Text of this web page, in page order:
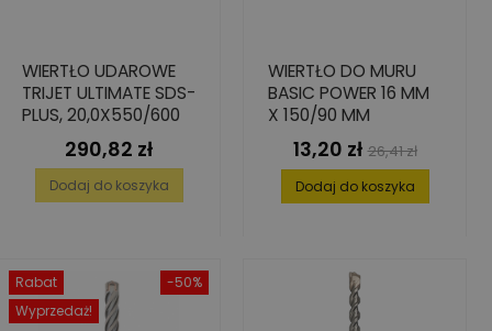
WIERTŁO UDAROWE
TRIJET ULTIMATE SDS-
PLUS, 20,0X550/600
Cena
290,82 zł
Dodaj do koszyka
WIERTŁO DO MURU
BASIC POWER 16 MM
X 150/90 MM
Cena
13,20 zł Cena
podstawowa
26,41 zł
Dodaj do koszyka
-50%
Rabat
Wyprzedaż!